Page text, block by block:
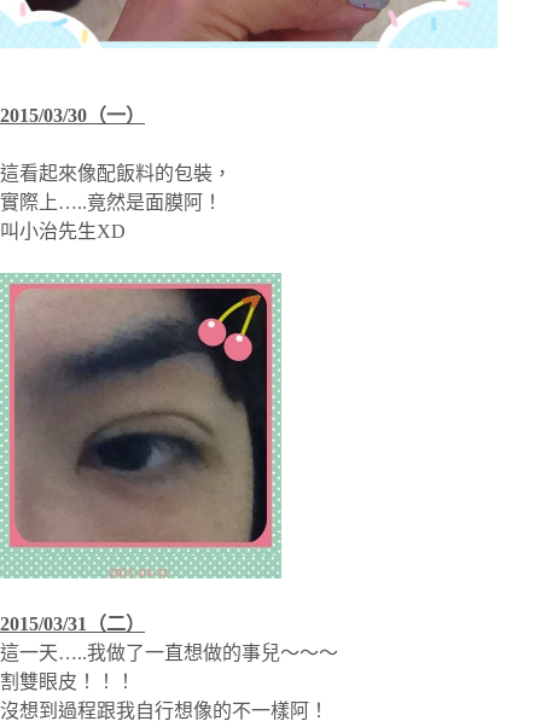
2015/03/30（一）
這看起來像配飯料的包裝，
實際上…..竟然是面膜阿！
叫小治先生XD
2015/03/31（二）
這一天…..我做了一直想做的事兒～～～
割雙眼皮！！！
沒想到過程跟我自行想像的不一樣阿！